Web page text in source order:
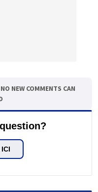
NEW COMMENTS CAN